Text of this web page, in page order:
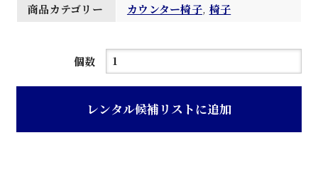
商品カテゴリー
カウンター椅子, 椅子
個数
黒
カ
レンタル候補リストに追加